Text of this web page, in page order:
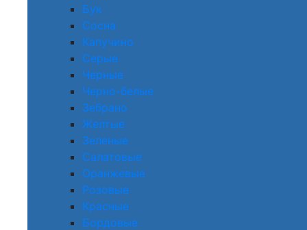
Бук
Сосна
Капучино
Серые
Черные
Черно-белые
Зебрано
Желтые
Зеленые
Салатовые
Оранжевые
Розовые
Красные
Бордовые